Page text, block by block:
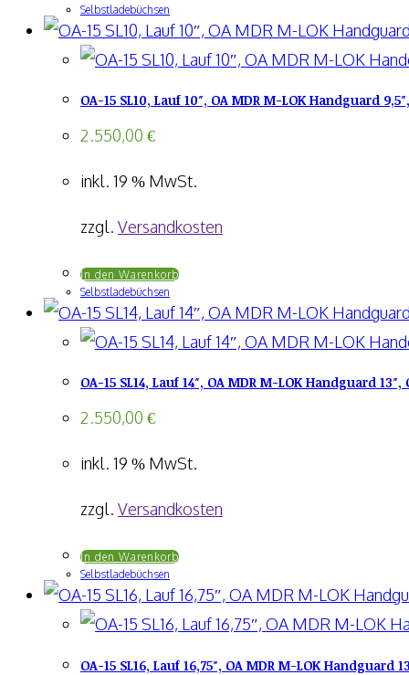
Selbstladebüchsen
OA-15 SL10, Lauf 10″, OA MDR M-LOK Handguard
2.550,00 €
inkl. 19 % MwSt.
zzgl. Versandkosten
In den Warenkorb
Selbstladebüchsen
OA-15 SL14, Lauf 14″, OA MDR M-LOK Handguard
2.550,00 €
inkl. 19 % MwSt.
zzgl. Versandkosten
In den Warenkorb
Selbstladebüchsen
OA-15 SL16, Lauf 16,75″, OA MDR M-LOK Handguard